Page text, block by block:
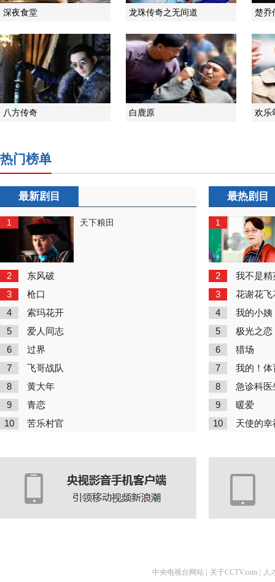
深夜食堂 龙珠传奇之无间道 楚乔
八方传奇 白鹿原 欢乐
热门榜单
最新剧目
1 天下粮田
2 东风破
3 枪口
4 索玛花开
5 爱人同志
6 过界
7 飞哥战队
8 黄大年
9 青恋
10 苦乐村官
最热剧目
1
2 我不是精
3 花谢花飞
4 我的小姨
5 极光之恋
6 猎场
7 我的！体
8 急诊科医
9 暖爱
10 天使的幸
中央电视台网站 关于CCTV.com 人